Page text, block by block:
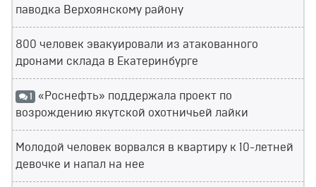
паводка Верхоянскому району
800 человек эвакуировали из атакованного
дронами склада в Екатеринбурге
1 «Роснефть» поддержала проект по
возрождению якутской охотничьей лайки
Молодой человек ворвался в квартиру к 10-летней
девочке и напал на нее